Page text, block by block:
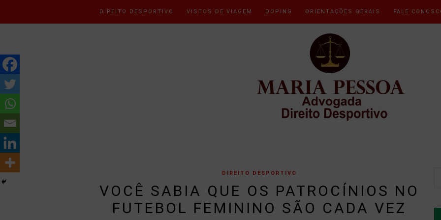
DIREITO DESPORTIVO VISTOS DE VIAGEM DOPING ORIENTAÇÕES GERAIS FALE
DIREITO DESPORTIVO
VOCÊ SABIA QUE OS PATROCÍNIOS NO
FUTEBOL FEMININO SÃO CADA VEZ